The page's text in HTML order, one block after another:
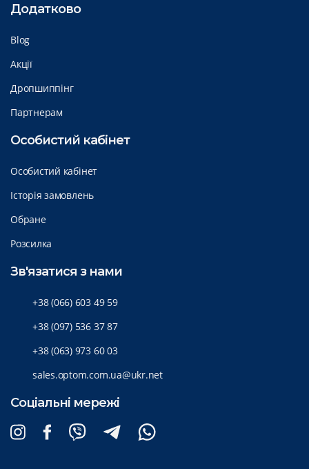
Додатково
Blog
Акції
Дропшиппінг
Партнерам
Особистий кабінет
Особистий кабінет
Історія замовлень
Обране
Розсилка
Зв'язатися з нами
+38 (066) 603 49 59
+38 (097) 536 37 87
+38 (063) 973 60 03
sales.optom.com.ua@ukr.net
Соціальні мережі